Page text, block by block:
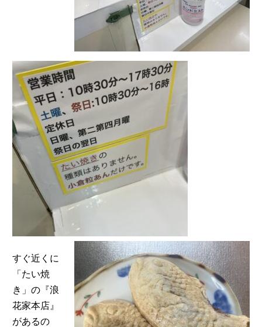
すぐ近くに
「たい焼
き」の『浪
花家本店』
があるの